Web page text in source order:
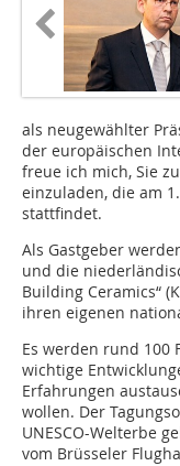
als neugewählter
der europäischen
freue ich mich, Sie
einzuladen, die am
stattfindet.
Als Gastgeber
und die
Building Ceramics“
ihren eigenen
Es werden rund 100
wichtige
Erfahrungen
wollen. Der
UNESCO-Welterbe
vom Brüsseler